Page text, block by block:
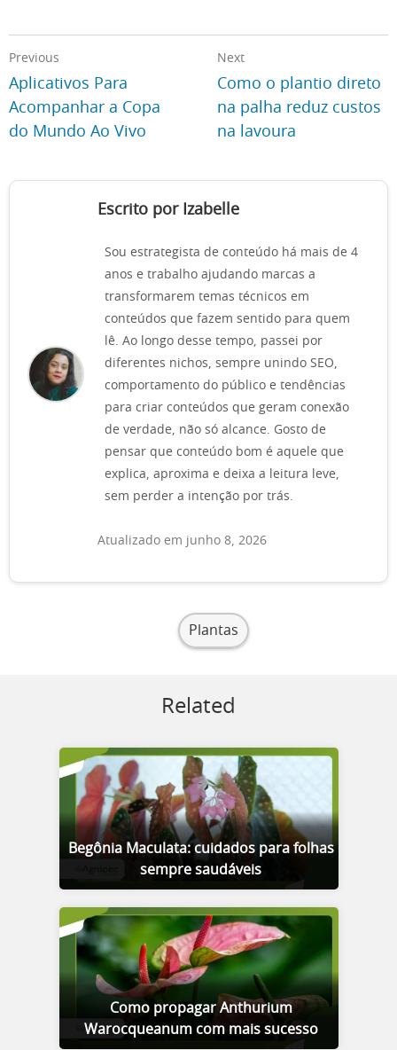
Previous
Aplicativos Para
Acompanhar a Copa
do Mundo Ao Vivo
Next
Como o plantio direto
na palha reduz custos
na lavoura
Escrito por Izabelle
Sou estrategista de conteúdo há mais de 4
anos e trabalho ajudando marcas a
transformarem temas técnicos em
conteúdos que fazem sentido para quem
lê. Ao longo desse tempo, passei por
diferentes nichos, sempre unindo SEO,
comportamento do público e tendências
para criar conteúdos que geram conexão
de verdade, não só alcance. Gosto de
pensar que conteúdo bom é aquele que
explica, aproxima e deixa a leitura leve,
sem perder a intenção por trás.
Atualizado em junho 8, 2026
Plantas
Related
Begônia Maculata: cuidados para folhas
sempre saudáveis
Como propagar Anthurium
Warocqueanum com mais sucesso